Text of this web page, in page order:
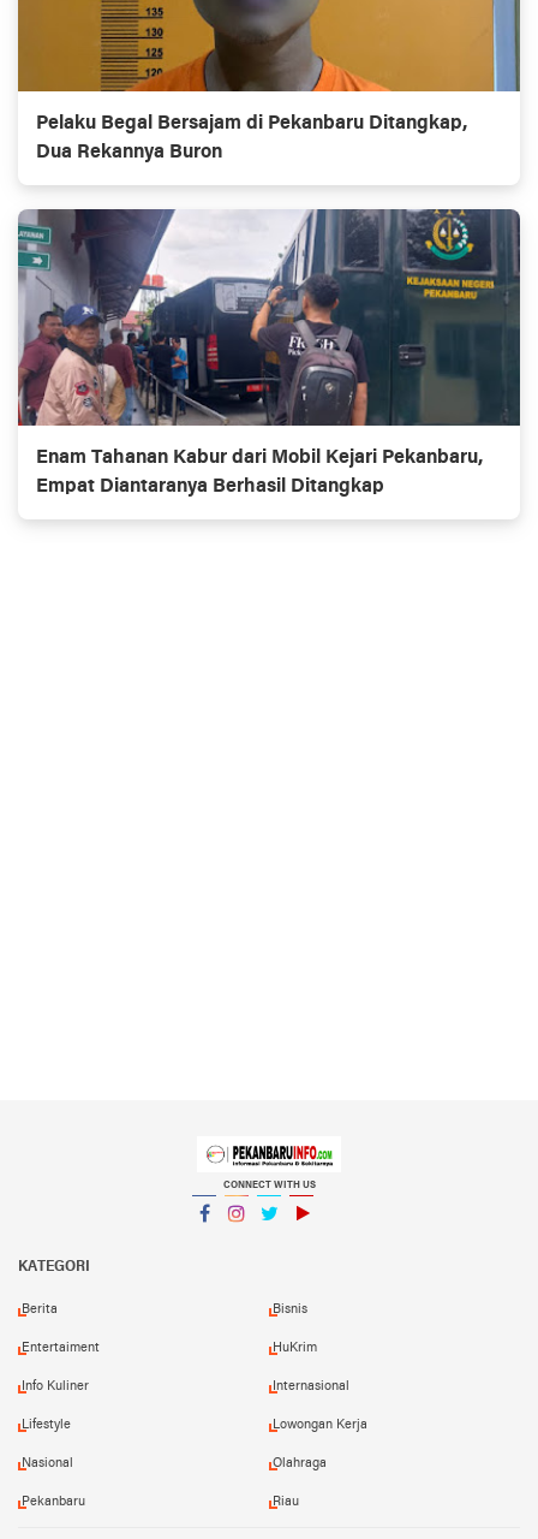
Pelaku Begal Bersajam di Pekanbaru Ditangkap,
Dua Rekannya Buron
Enam Tahanan Kabur dari Mobil Kejari Pekanbaru,
Empat Diantaranya Berhasil Ditangkap
CONNECT WITH US
KATEGORI
Berita Bisnis
Entertaiment HuKrim
Info Kuliner Internasional
Lifestyle Lowongan Kerja
Nasional Olahraga
Pekanbaru Riau